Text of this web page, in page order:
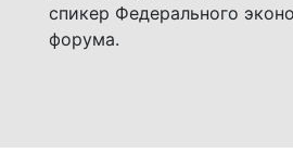
спикер Федерального
форума.